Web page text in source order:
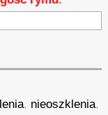
, nieoszklenia,